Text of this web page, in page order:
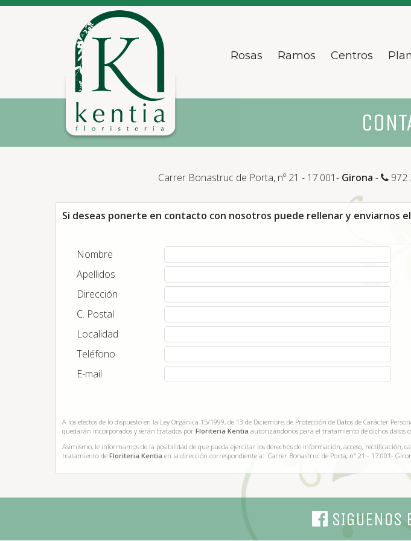
Rosas Ramos Centros
Carrer Bonastruc de Porta, nº 21 - 17.001- Girona - 972
Si deseas ponerte en contacto con nosotros puede rellenar y enviarnos
Nombre
Apellidos
Dirección
C. Postal
Localidad
Teléfono
E-mail
A los efectos de lo dispuesto en la Ley Orgánica 15/1999, de 13 de Diciembre, de Protección de Datos de Carácter
quedarán incorporados y serán tratados por Floriteria Kentia autorizándonos para el tratamiento de dichos datos
Asimismo, le informamos de la posibilidad de que pueda ejercitar los derechos de información, acceso, rectificación,
tratamiento de Floriteria Kentia en la dirección correspondiente a: Carrer Bonastruc de Porta, nº 21 - 17.001-
SIGUENOS